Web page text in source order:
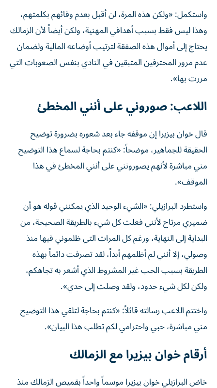
واستكمل: «ولكن هذه المرة، لن أقبل بعدم وفائهم بكلمتهم،
وهذا ليس فقط بسبب أهدافي المهنية، ولكن أيضاً لأن الزمالك
يحتاج إلى أموال هذه الصفقة لترتيب أوضاعه المالية ولضمان
عدم مرور المحترفين المتبقين في النادي بنفس الصعوبات التي
مررت بها».
اللاعب: صوروني على أنني المخطئ
قال خوان بيزيرا إن موقفه جاء بعد شعوره بضرورة توضيح
الحقيقة للجماهير، موضحاً: «كنتم بحاجة لسماع هذا التوضيح
مني مباشرة لأنهم يصورونني على أنني المخطئ في هذا
الموقف».
واستطرد البرازيلي: «الشيء الوحيد الذي يمكنني قوله هو أن
ضميري مرتاح لأنني فعلت كل شيء بالطريقة الصحيحة، من
البداية إلى النهاية، ورغم كل المرات التي ظلموني فيها منذ
وصولي، إلا أنني لم أظلمهم أبداً، لقد تصرفت دائماً بهذه
الطريقة بسبب الحب غير المشروط الذي أشعر به تجاهكم،
ولكن لكل شيء حدود، ولقد وصلت إلى حدي».
واختتم اللاعب رسالته قائلاً: «كنتم بحاجة لتلقي هذا التوضيح
مني مباشرة، حبي واحترامي لكم تطلب هذا البيان».
أرقام خوان بيزيرا مع الزمالك
خاض البرازيلي خوان بيزيرا موسماً واحداً بقميص الزمالك منذ